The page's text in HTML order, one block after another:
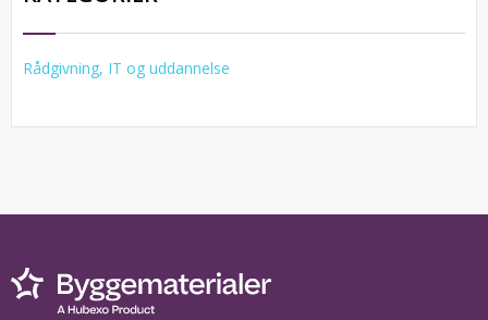
Rådgivning, IT og uddannelse